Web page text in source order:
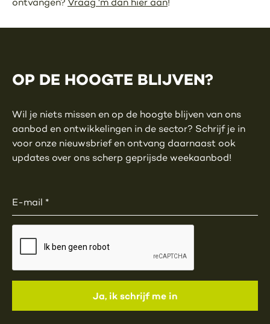
OP DE HOOGTE BLIJVEN?
Wil je niets missen en op de hoogte blijven van ons
aanbod en ontwikkelingen in de sector? Schrijf je in
voor onze nieuwsbrief en ontvang daarnaast ook
updates over ons scherp geprijsde weekaanbod!